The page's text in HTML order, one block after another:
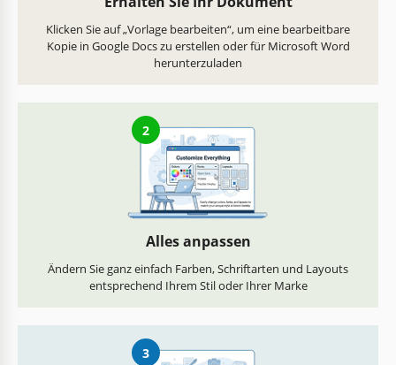
Klicken Sie auf „Vorlage bearbeiten“, um eine bearbeitbare
Kopie in Google Docs zu erstellen oder für Microsoft Word
herunterzuladen
2
Alles anpassen
Ändern Sie ganz einfach Farben, Schriftarten und Layouts
entsprechend Ihrem Stil oder Ihrer Marke
3